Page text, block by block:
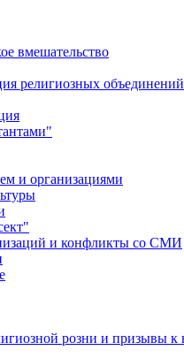
вмешательство
религиозных объединений
и организациями
и конфликты со СМИ
розни и призывы к